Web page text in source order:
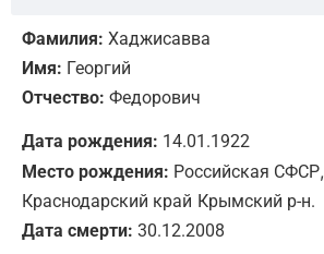
Фамилия: Хаджисавва
Имя: Георгий
Отчество: Федорович
Дата рождения: 14.01.1922
Место рождения: Российская СФСР,
Краснодарский край Крымский р-н.
Дата смерти: 30.12.2008